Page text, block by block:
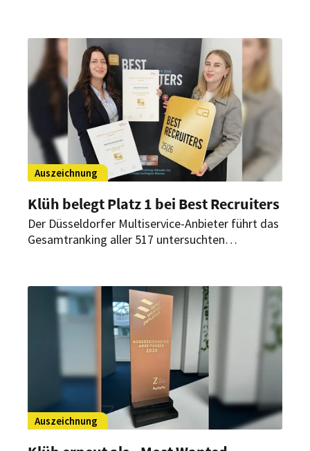
aus dem In- und Ausland nutzten die
Gelegenheit, einen besonderen Abend in
exklusivem Rahmen miteinander zu verbringen.
Auszeichnung
Klüh belegt Platz 1 bei Best Recruiters
Der Düsseldorfer Multiservice-Anbieter führt das
Gesamtranking aller 517 untersuchten
Unternehmen Rang eins.
Auszeichnung